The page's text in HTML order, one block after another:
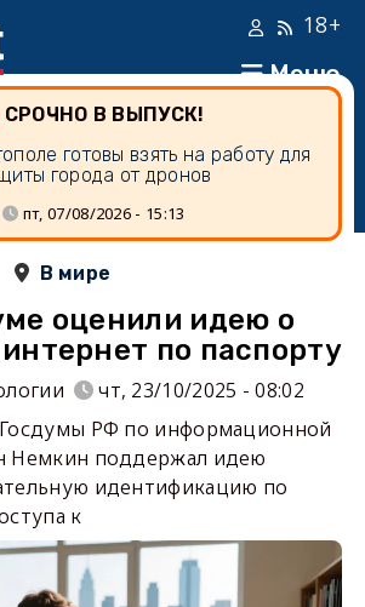
Меню
18+
СРОЧНО В ВЫПУСК!
готовы взять на работу для
города от дронов
пт, 07/08/2026 - 15:13
В мире
оценили идею о
по паспорту
чт, 23/10/2025 - 08:02
РФ по информационной
Немкин поддержал идею
идентификацию по
к